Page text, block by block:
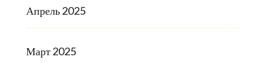
Апрель 2025
Март 2025